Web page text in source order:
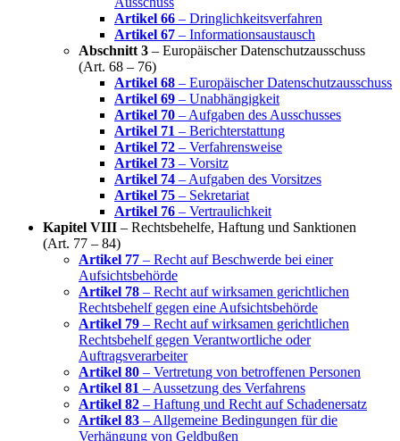
Artikel 66 – Dringlichkeitsverfahren
Artikel 67 – Informationsaustausch
Abschnitt 3 – Europäischer Datenschutzausschuss
(Art. 68 – 76)
Artikel 68 – Europäischer Datenschutzausschuss
Artikel 69 – Unabhängigkeit
Artikel 70 – Aufgaben des Ausschusses
Artikel 71 – Berichterstattung
Artikel 72 – Verfahrensweise
Artikel 73 – Vorsitz
Artikel 74 – Aufgaben des Vorsitzes
Artikel 75 – Sekretariat
Artikel 76 – Vertraulichkeit
Kapitel VIII – Rechtsbehelfe, Haftung und Sanktionen
(Art. 77 – 84)
Artikel 77 – Recht auf Beschwerde bei einer
Aufsichtsbehörde
Artikel 78 – Recht auf wirksamen gerichtlichen
Rechtsbehelf gegen eine Aufsichtsbehörde
Artikel 79 – Recht auf wirksamen gerichtlichen
Rechtsbehelf gegen Verantwortliche oder
Auftragsverarbeiter
Artikel 80 – Vertretung von betroffenen Personen
Artikel 81 – Aussetzung des Verfahrens
Artikel 82 – Haftung und Recht auf Schadenersatz
Artikel 83 – Allgemeine Bedingungen für die
Verhängung von Geldbußen